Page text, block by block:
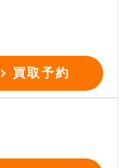
買取予約